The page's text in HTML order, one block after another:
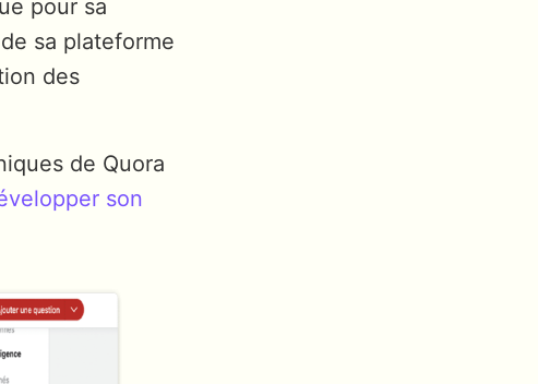
pour sa
sa plateforme
des
de Quora
son